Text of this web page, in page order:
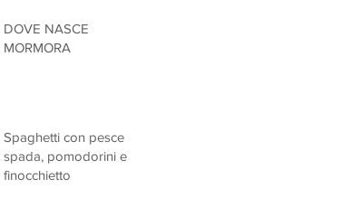
DOVE NASCE
MORMORA
Spaghetti con pesce
spada, pomodorini e
finocchietto